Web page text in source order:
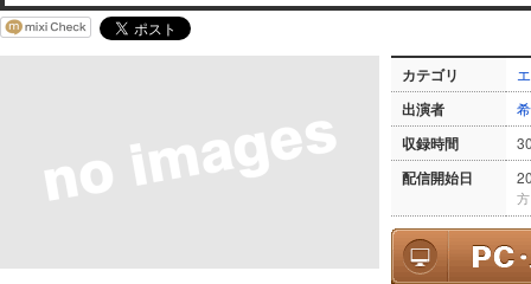
カテゴリ
出演者
収録時間
配信開始日
方